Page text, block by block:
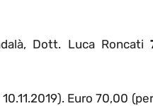
Dott. Luca Roncati
Euro 70,00